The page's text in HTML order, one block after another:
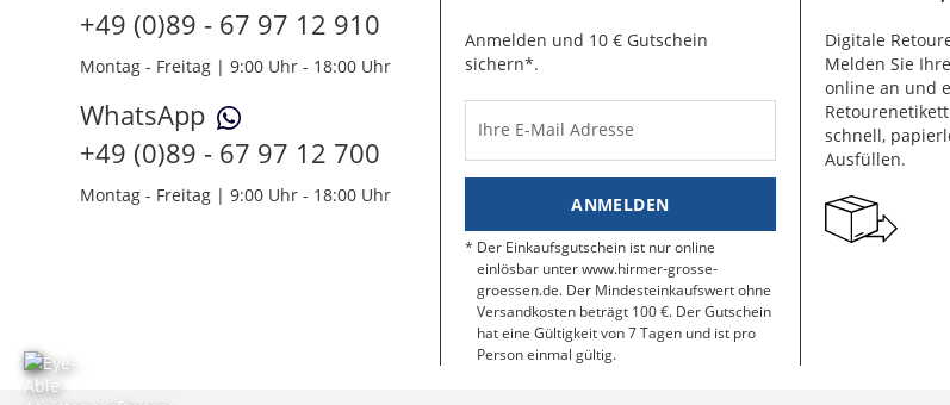
+49 (0)89 - 67 97 12 910
Montag - Freitag | 9:00 Uhr - 18:00 Uhr
WhatsApp
+49 (0)89 - 67 97 12 700
Montag - Freitag | 9:00 Uhr - 18:00 Uhr
Anmelden und 10 € Gutschein
sichern*.
Ihre E-Mail Adresse
ANMELDEN
Der Einkaufsgutschein ist nur online
einlösbar unter www.hirmer-grosse-
groessen.de. Der Mindesteinkaufswert ohne
Versandkosten beträgt 100 €. Der Gutschein
hat eine Gültigkeit von 7 Tagen und ist pro
Person einmal gültig.
Digitale
Melden Sie
online an und
schnell,
Ausfüllen.